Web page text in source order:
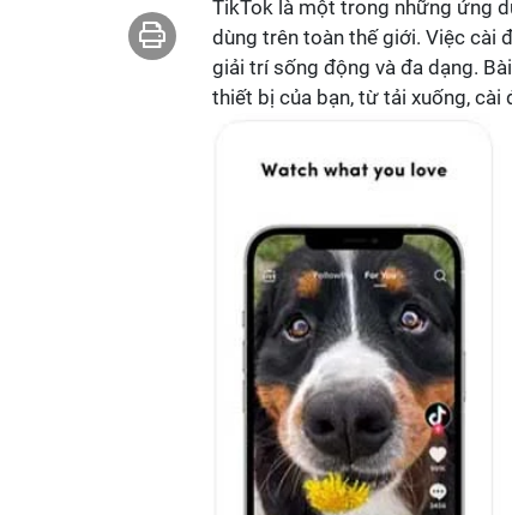
TikTok là một trong những ứng
dùng trên toàn thế giới. Việc cài
giải trí sống động và đa dạng.
thiết bị của bạn, từ tải xuống, cài